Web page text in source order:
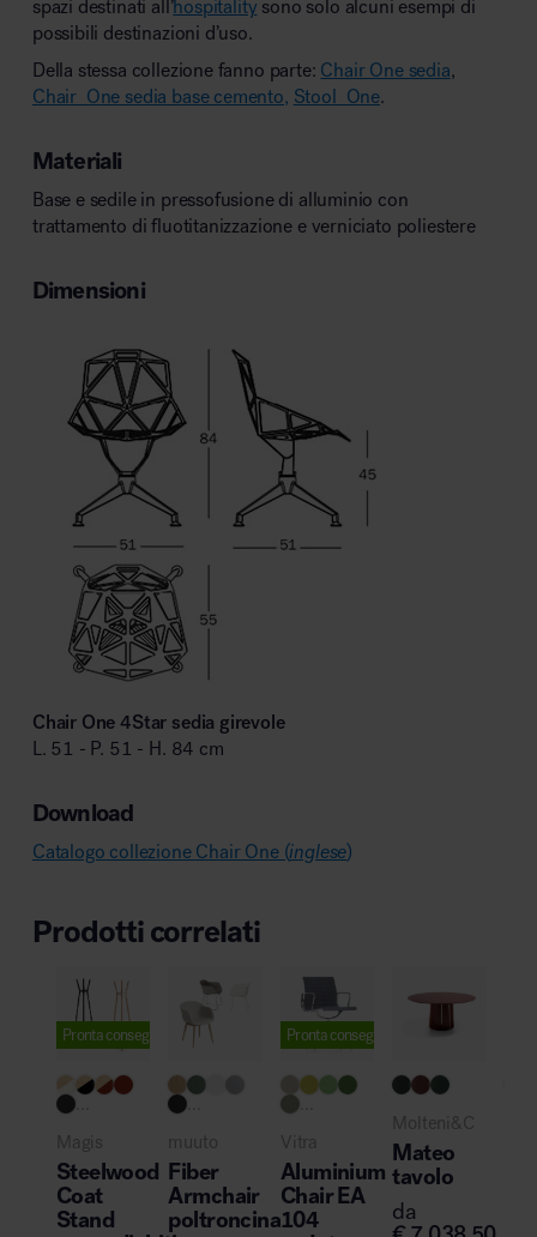
spazi destinati all’hospitality sono solo alcuni esempi di
possibili destinazioni d’uso.
Della stessa collezione fanno parte: Chair One sedia,
Chair_One sedia base cemento, Stool_One.
Materiali
Base e sedile in pressofusione di alluminio con
trattamento di fluotitanizzazione e verniciato poliestere
Dimensioni
Chair One 4Star sedia girevole
L. 51 - P. 51 - H. 84 cm
Download
Catalogo collezione Chair One (inglese)
Prodotti correlati
Pronta consegna
...
Magis
Steelwood
Coat
Stand
muuto
Fiber
Armchair
poltroncina
Pronta consegna
...
Vitra
Aluminium
Chair EA
104
Molteni&C
Mateo
tavolo
da